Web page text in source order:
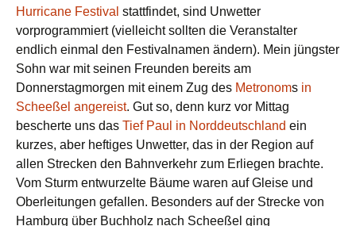
Hurricane Festival stattfindet, sind Unwetter
vorprogrammiert (vielleicht sollten die Veranstalter
endlich einmal den Festivalnamen ändern). Mein jüngster
Sohn war mit seinen Freunden bereits am
Donnerstagmorgen mit einem Zug des Metronoms in
Scheeßel angereist. Gut so, denn kurz vor Mittag
bescherte uns das Tief Paul in Norddeutschland ein
kurzes, aber heftiges Unwetter, das in der Region auf
allen Strecken den Bahnverkehr zum Erliegen brachte.
Vom Sturm entwurzelte Bäume waren auf Gleise und
Oberleitungen gefallen. Besonders auf der Strecke von
Hamburg über Buchholz nach Scheeßel ging